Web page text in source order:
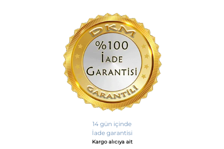
14 gün içinde
İade garantisi
Kargo alıcıya ait